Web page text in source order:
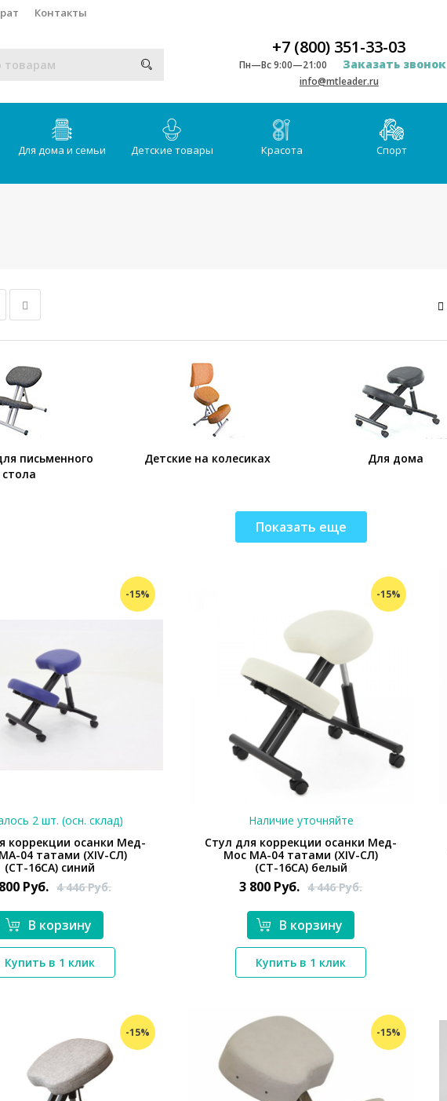
Контакты
+7 (800) 351-33-03
Пн—Вс 9:00—21:00 Заказать звонок
info@mtleader.ru
Для дома и семьи Детские товары Красота Спорт
письменного
стола
Детские на колесиках Для дома
Показать еще
-15%
*}
2 шт. (осн. склад)
коррекции осанки Мед-
04 татами (ХIV-СЛ)
(СТ-16СА) синий
Руб. 4 446Руб.
В корзину
Купить в 1 клик
-15%
*}
Наличие уточняйте
Стул для коррекции осанки Мед-
Мос МА-04 татами (ХIV-СЛ)
(СТ-16СА) белый
3 800 Руб. 4 446Руб.
В корзину
Купить в 1 клик
-15% -15%